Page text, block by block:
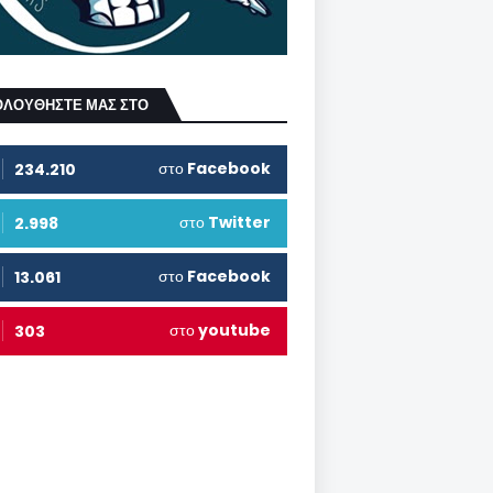
ΜΑΣ ΣΤΟ
234.210 στο Facebook
2.998 στο Twitter
13.061 στο Facebook
303 στοyoutube